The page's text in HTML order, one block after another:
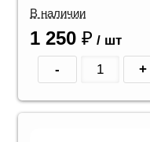
В наличии
1 250 ₽ / шт
- +